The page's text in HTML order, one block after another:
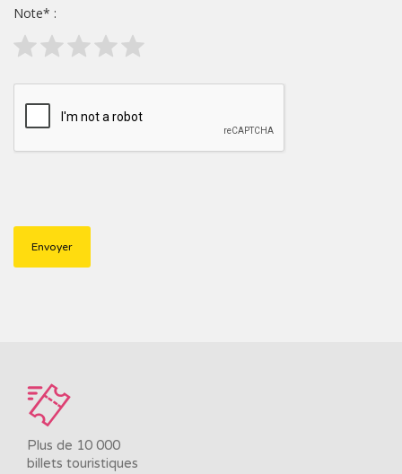
Note* :
Plus de 10 000
billets touristiques